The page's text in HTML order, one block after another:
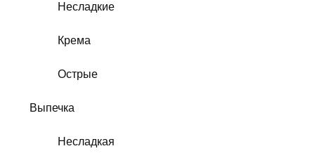
Несладкие
Крема
Острые
Выпечка
Несладкая